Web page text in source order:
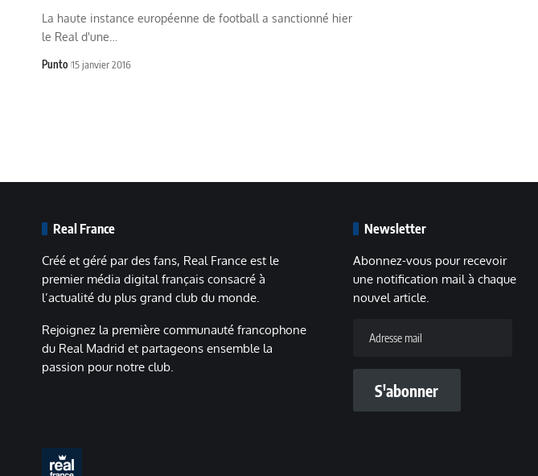
La haute instance européenne de football a sanctionné hier
le Real d'une…
Punto 15 janvier 2016
Real France
Créé et géré par des fans, Real France est le
premier média digital français consacré à
l’actualité du plus grand club du monde.
Rejoignez la première communauté francophone
du Real Madrid et partageons ensemble la
passion pour notre club.
Newsletter
Abonnez-vous pour recevoir
une notification mail à chaque
nouvel article.
mail
S'abonner